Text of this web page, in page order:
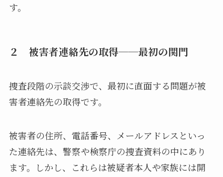
す。
２ 被害者連絡先の取得──最初の関門
捜査段階の示談交渉で、最初に直面する問題が被
害者連絡先の取得です。
被害者の住所、電話番号、メールアドレスといっ
た連絡先は、警察や検察庁の捜査資料の中にあり
ます。しかし、これらは被疑者本人や家族には開